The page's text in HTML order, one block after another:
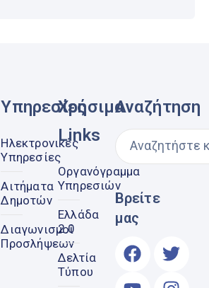
Υπηρεσίες
Ηλεκτρονικές
Υπηρεσίες
Αιτήματα
Δημοτών
Διαγωνισμοί
Προσλήψεων
Χρήσιμα
Links
Οργανόγραμμα
Υπηρεσιών
Ελλάδα
2.0
Δελτία
Τύπου
Αναζήτηση
Βρείτε
μας